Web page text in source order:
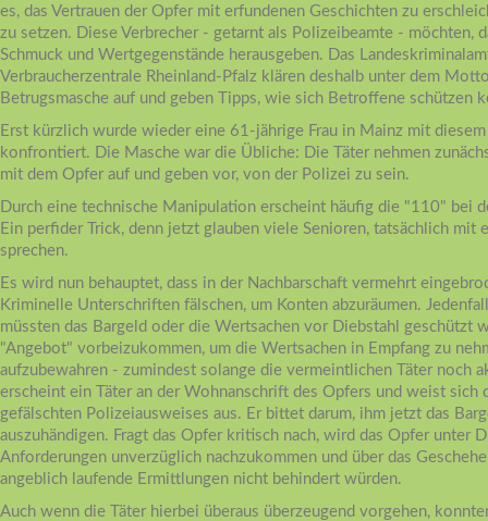
es, das Vertrauen der Opfer mit erfundenen Geschichten zu
zu setzen. Diese Verbrecher - getarnt als Polizeibeamte - möchten,
Schmuck und Wertgegenstände herausgeben. Das
Verbraucherzentrale Rheinland-Pfalz klären deshalb unter dem
Betrugsmasche auf und geben Tipps, wie sich Betroffene schützen
Erst kürzlich wurde wieder eine 61-jährige Frau in Mainz mit
konfrontiert. Die Masche war die Übliche: Die Täter nehmen
mit dem Opfer auf und geben vor, von der Polizei zu sein.
Durch eine technische Manipulation erscheint häufig die "110" bei
Ein perfider Trick, denn jetzt glauben viele Senioren, tatsächlich mit
sprechen.
Es wird nun behauptet, dass in der Nachbarschaft vermehrt
Kriminelle Unterschriften fälschen, um Konten abzuräumen.
müssten das Bargeld oder die Wertsachen vor Diebstahl geschützt
"Angebot" vorbeizukommen, um die Wertsachen in Empfang zu
aufzubewahren - zumindest solange die vermeintlichen Täter noch
erscheint ein Täter an der Wohnanschrift des Opfers und weist sich
gefälschten Polizeiausweises aus. Er bittet darum, ihm jetzt das
auszuhändigen. Fragt das Opfer kritisch nach, wird das Opfer unter
Anforderungen unverzüglich nachzukommen und über das
angeblich laufende Ermittlungen nicht behindert würden.
Auch wenn die Täter hierbei überaus überzeugend vorgehen,